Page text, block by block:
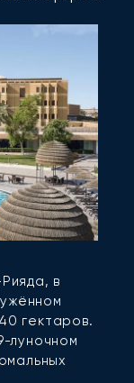
в
гектаров.
луночном